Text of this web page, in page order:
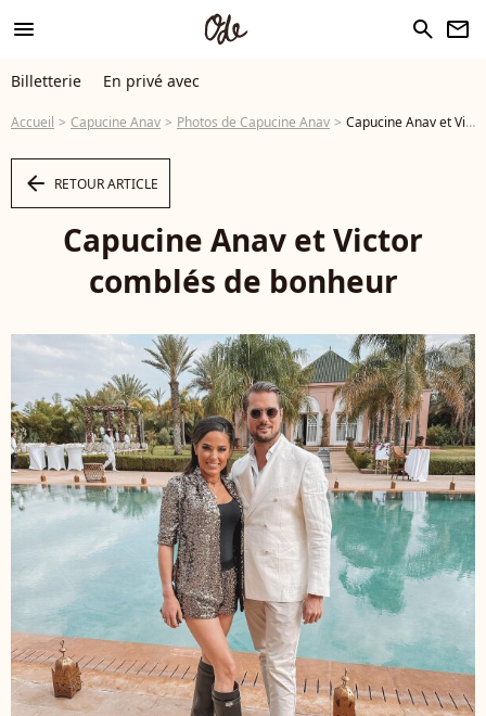
menu search newsletter
Billetterie En privé avec
Accueil Capucine Anav Photos de Capucine Anav Capucine Anav et Victor comblés de bonheur - Photo
arrow_left RETOUR ARTICLE
Capucine Anav et Victor
comblés de bonheur